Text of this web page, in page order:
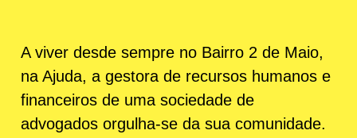
A viver desde sempre no Bairro 2 de Maio,
na Ajuda, a gestora de recursos humanos e
financeiros de uma sociedade de
advogados orgulha-se da sua comunidade.